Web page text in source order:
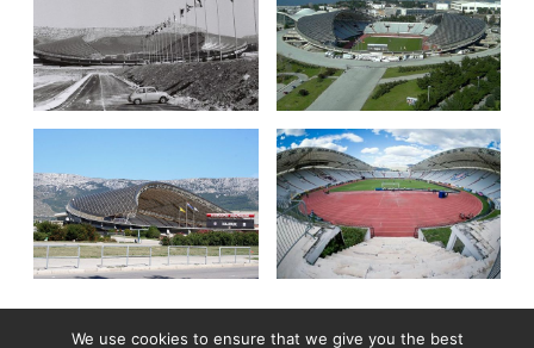
We use cookies to ensure that we give you the best